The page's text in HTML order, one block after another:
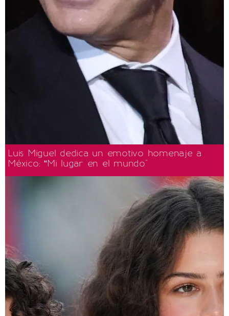
Luis Miguel dedica un emotivo homenaje a
México: “Mi lugar en el mundo"